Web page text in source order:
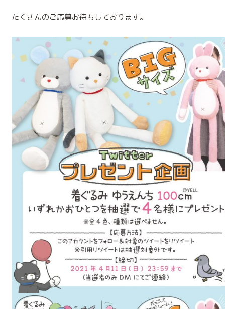
たくさんのご応募お待ちしております。